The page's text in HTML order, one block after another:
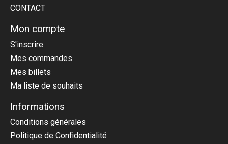
CONTACT
Mon compte
S'inscrire
Mes commandes
Mes billets
Ma liste de souhaits
Informations
Conditions générales
Politique de Confidentialité